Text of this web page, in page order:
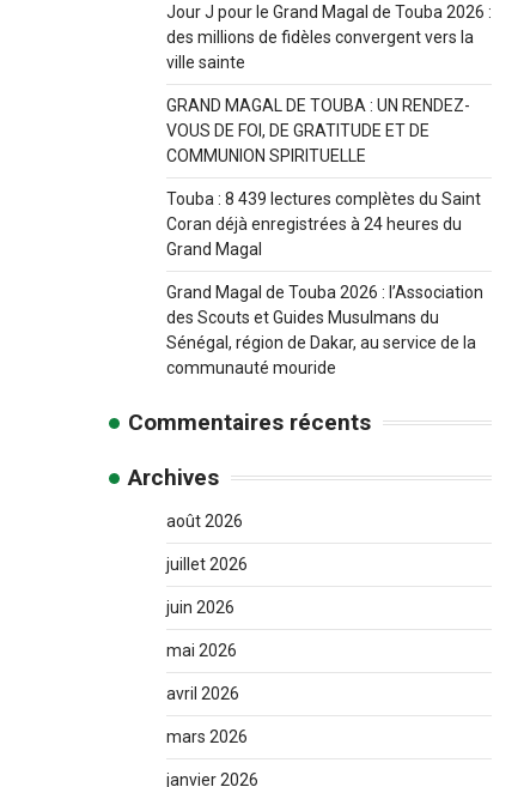
Jour J pour le Grand Magal de Touba 2026 :
des millions de fidèles convergent vers la
ville sainte
GRAND MAGAL DE TOUBA : UN RENDEZ-
VOUS DE FOI, DE GRATITUDE ET DE
COMMUNION SPIRITUELLE
Touba : 8 439 lectures complètes du Saint
Coran déjà enregistrées à 24 heures du
Grand Magal
Grand Magal de Touba 2026 : l’Association
des Scouts et Guides Musulmans du
Sénégal, région de Dakar, au service de la
communauté mouride
Commentaires récents
Archives
août 2026
juillet 2026
juin 2026
mai 2026
avril 2026
mars 2026
janvier 2026